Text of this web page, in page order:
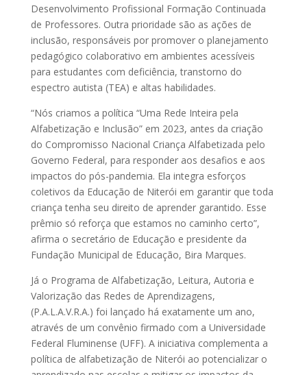
Desenvolvimento Profissional Formação Continuada
de Professores. Outra prioridade são as ações de
inclusão, responsáveis por promover o planejamento
pedagógico colaborativo em ambientes acessíveis
para estudantes com deficiência, transtorno do
espectro autista (TEA) e altas habilidades.
“Nós criamos a política “Uma Rede Inteira pela
Alfabetização e Inclusão” em 2023, antes da criação
do Compromisso Nacional Criança Alfabetizada pelo
Governo Federal, para responder aos desafios e aos
impactos do pós-pandemia. Ela integra esforços
coletivos da Educação de Niterói em garantir que toda
criança tenha seu direito de aprender garantido. Esse
prêmio só reforça que estamos no caminho certo”,
afirma o secretário de Educação e presidente da
Fundação Municipal de Educação, Bira Marques.
Já o Programa de Alfabetização, Leitura, Autoria e
Valorização das Redes de Aprendizagens,
(P.A.L.A.V.R.A.) foi lançado há exatamente um ano,
através de um convênio firmado com a Universidade
Federal Fluminense (UFF). A iniciativa complementa a
política de alfabetização de Niterói ao potencializar o